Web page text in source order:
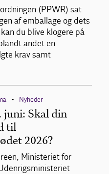
(PPWR) sat
af emballage og dets
du blive klogere på
andet en
krav samt
• Nyheder
Skal din
til
2026?
Ministeriet for